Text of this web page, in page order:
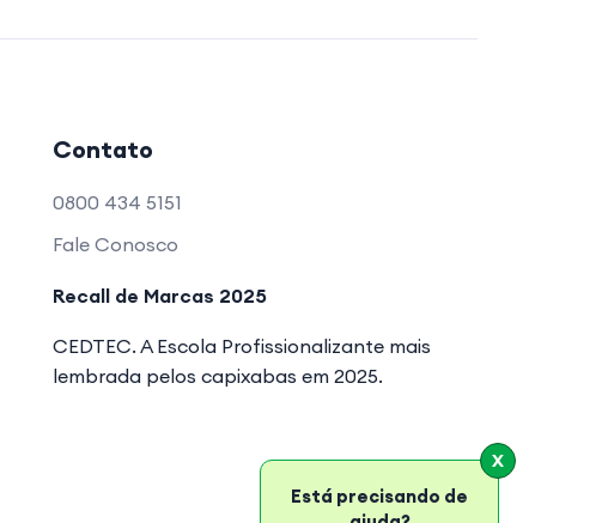
Contato
0800 434 5151
Fale Conosco
Recall de Marcas 2025
CEDTEC. A Escola Profissionalizante mais
lembrada pelos capixabas em 2025.
X
Está precisando de